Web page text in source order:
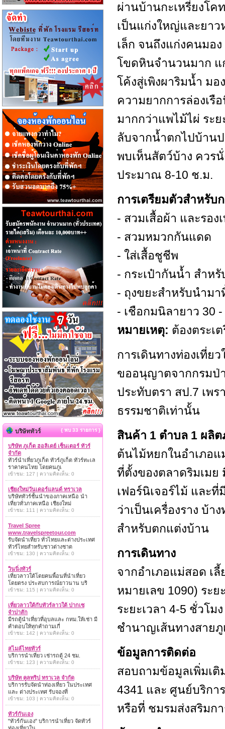
ผ่านบ้านกะเหรี่ยงโค
เป็นแก่งใหญ่และยา
เล็ก จนถึงแก่งคนมอ
โขดหินจำนวนมาก แ
โค้งสู่เพิงผาริมน้ำ ม
ความยากการล่องเรื
มากกว่าแพไม้ไผ่ ระ
ลับจากน้ำตกไปบ้าน
พบเห็นสัตว์บ้าง ควรนั่
ประมาณ 8-10 ช.ม.
การเตรียมตัวสำหรับ
- สวมเสื้อผ้า และรอ
- สวมหมวกกันแดด
- ใส่เสื้อชูชีพ
- กระเป๋ากันน้ำ สำห
- ถุงขยะสำหรับนำม
- เชือกมนิลายาว 30
หมายเหตุ: ต้องตระเ
การเดินทางท่องเที่ย
ขออนุญาตจากกรมป่
ประทับตรา สป.7 เพ
ธรรมชาติเท่านั้น
สินค้า 1 ตำบล 1 ผลิ
ต้นไม้หยกในอำเภอ
ที่ตั้งของตลาดริมเม
เฟอร์นิเจอร์ไม้ และ
ว่าเป็นเครื่องราง บ้
สำหรับตกแต่งบ้าน
การเดินทาง
จากอำเภอแม่สอด เ
หมายเลข 1090) ระ
ระยะเวลา 4-5 ชั่วโม
ชำนาญเส้นทางสายภู
ข้อมูลการติดต่อ
สอบถามข้อมูลเพิ่มเติ
4341 และ ศูนย์บริกา
หรือที่ ชมรมส่งสริมก
บริษัททัวร์ { พบ 33 รายการ }
บริษัท ภูเก็ต ฮอลิเดย์ เซ็นเตอร์ ทัวร์
จำกัด
ทัวร์นำเที่ยวภูเก็ต ทัวร์ภูเก็ต ทัวร์ทะเล
ราคาคนไทย โดยคนภูเ
เข้าชม: 127 | ความคิดเห็น: 0
เชียงใหม่วันเดอร์แลนด์ ทราเวล
บริษัททัวร์ชั้นนำของภาคเหนือ นำ
เที่ยวทั่วภาคเหนือ เชียงใหม่
เข้าชม: 111 | ความคิดเห็น: 0
Travel Spree
www.travelspreetour.com
รับจัดนำเที่ยว ทั่วไทยและต่างประเทศ
ทัวร์ไทยสำหรับชาวต่างชาต
เข้าชม: 130 | ความคิดเห็น: 0
วินนิ่งทัวร์
เที่ยวลาวใต้โดยคนพื้อนที่นำเที่ยว
โดยตรง ประสบการณ์ยาวนาน บริ
เข้าชม: 115 | ความคิดเห็น: 0
เที่ยวลาวใต้กับทัวร์ลาวใต้ ปากเซ
จำปาสัก
มีรถตู้นำเที่ยวที่อุบลและ กทม.ให้เช่า มี
คำตอบให้ทุกคำถามเกี่
เข้าชม: 142 | ความคิดเห็น: 0
สไมล์ไทยทัวร์
บริการนำเที่ยว เช่ารถตู้ 24 ชม.
เข้าชม: 123 | ความคิดเห็น: 0
บริษัท คูลทริป ทราเวล จำกัด
บริการรับจัดนำท่องเที่ยว ในประเทศ
และ ต่างประเทศ รับจองที่
เข้าชม: 103 | ความคิดเห็น: 0
ทัวร์กันเอง
"ทัวร์กันเอง" บริการนำเที่ยว จัดทัวร์